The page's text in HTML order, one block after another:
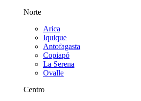
Norte
Arica
Iquique
Antofagasta
Copiapó
La Serena
Ovalle
Centro